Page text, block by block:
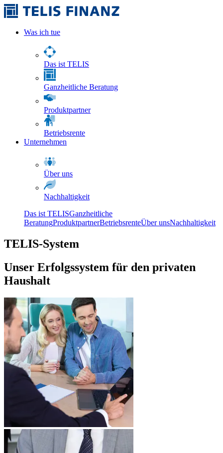
Was ich tue
Das ist TELIS
Ganzheitliche Beratung
Produktpartner
Betriebsrente
Unternehmen
Über uns
Nachhaltigkeit
Das ist TELISGanzheitliche
BeratungProduktpartnerBetriebsrenteÜber unsNachhaltigkeit
TELIS-System
Unser Erfolgssystem für den privaten
Haushalt